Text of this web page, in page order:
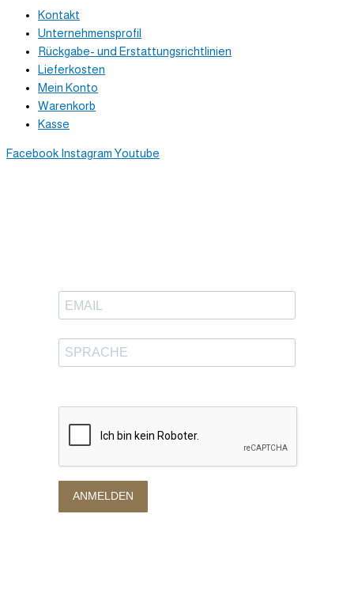
Kontakt
Unternehmensprofil
Rückgabe- und Erstattungsrichtlinien
Lieferkosten
Mein Konto
Warenkorb
Kasse
Facebook Instagram Youtube
ANMELDEN